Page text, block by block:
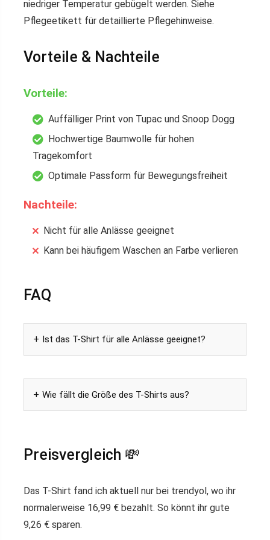
niedriger Temperatur gebügelt werden. Siehe
Pflegeetikett für detaillierte Pflegehinweise.
Vorteile & Nachteile
Vorteile:
Auffälliger Print von Tupac und Snoop Dogg
Hochwertige Baumwolle für hohen
Tragekomfort
Optimale Passform für Bewegungsfreiheit
Nachteile:
Nicht für alle Anlässe geeignet
Kann bei häufigem Waschen an Farbe verlieren
FAQ
Ist das T-Shirt für alle Anlässe geeignet?
Wie fällt die Größe des T-Shirts aus?
Preisvergleich 💸
Das T-Shirt fand ich aktuell nur bei trendyol, wo ihr
normalerweise 16,99 € bezahlt. So könnt ihr gute
9,26 € sparen.